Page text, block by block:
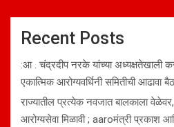
Recent Posts
:आ . चंद्रदीप नरके यांच्या अध्यक्षतेखाली
एकात्मिक आरोग्यवर्धिनी समितीची आढावा
राज्यातील प्रत्येक नवजात बालकाला
आरोग्यसेवा मिळावी ; aaroमंत्री प्रकाश